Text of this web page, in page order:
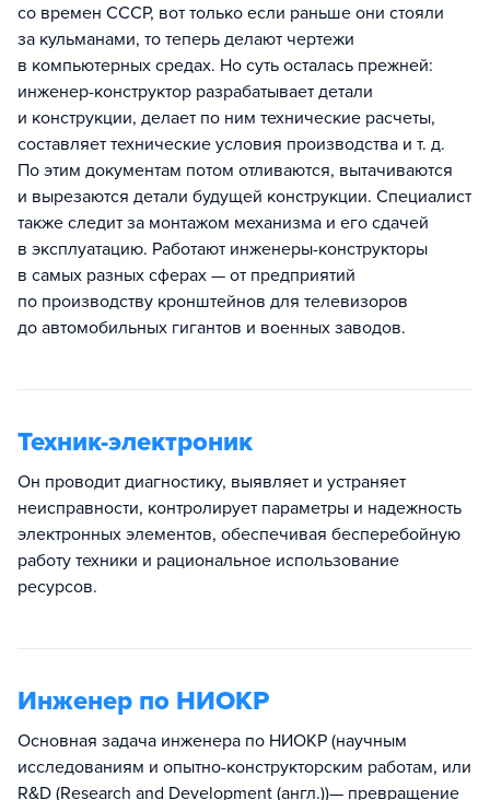
со времен СССР, вот только если раньше они стояли
за кульманами, то теперь делают чертежи
в компьютерных средах. Но суть осталась прежней:
инженер-конструктор разрабатывает детали
и конструкции, делает по ним технические расчеты,
составляет технические условия производства и т. д.
По этим документам потом отливаются, вытачиваются
и вырезаются детали будущей конструкции. Специалист
также следит за монтажом механизма и его сдачей
в эксплуатацию. Работают инженеры-конструкторы
в самых разных сферах — от предприятий
по производству кронштейнов для телевизоров
до автомобильных гигантов и военных заводов.
Техник-электроник
Он проводит диагностику, выявляет и устраняет
неисправности, контролирует параметры и надежность
электронных элементов, обеспечивая бесперебойную
работу техники и рациональное использование
ресурсов.
Инженер по НИОКР
Основная задача инженера по НИОКР (научным
исследованиям и опытно-конструкторским работам, или
R&D (Research and Development (англ.))— превращение